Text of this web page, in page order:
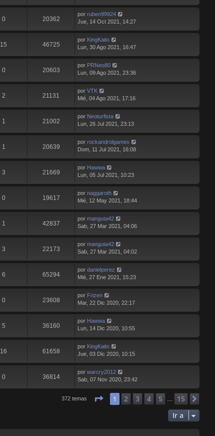
0 20362
por ruben99924
Jue, 14 Oct 2021, 14:27
15 46725
por KingKaito
Lun, 30 Ago 2021, 16:47
0 20603
por PRNeo80
Lun, 09 Ago 2021, 23:36
2 21131
por VTK
Mié, 04 Ago 2021, 17:16
1 21002
por Neoturfista
Lun, 26 Jul 2021, 23:13
1 20639
por rockandrolgames
Dom, 11 Jul 2021, 16:08
3 21669
por Hawwa
Lun, 05 Jul 2021, 10:23
0 19617
por naggaroth
Mié, 12 May 2021, 18:44
1 42837
por manguta42
Sab, 27 Mar 2021, 04:06
3 22173
por manguta42
Sab, 27 Mar 2021, 04:02
6 65294
por danielperez
Mié, 27 Ene 2021, 15:23
0 23608
por Frizen
Mar, 22 Dic 2020, 22:17
5 36160
por Hawwa
Lun, 14 Dic 2020, 10:55
16 61658
por KingKaito
Jue, 03 Dic 2020, 10:15
0 36814
por warcry2012
Sab, 07 Nov 2020, 23:42
372 temas Página de 15
1 2 3 4 5 … 15
Ir a